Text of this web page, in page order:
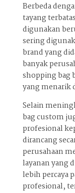
Berbeda
tayang
digunakan
sering
brand yang
banyak
shopping bag
yang menarik
Selain
bag custom
profesional
dirancang
perusahaan
layanan yang
lebih percaya
profesional,